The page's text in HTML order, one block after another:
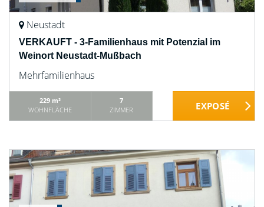
Neustadt
VERKAUFT - 3-Familienhaus mit Potenzial im
Weinort Neustadt-Mußbach
Mehrfamilienhaus
229 m²
WOHNFLÄCHE
7
ZIMMER